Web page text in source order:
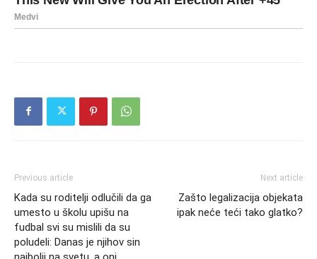
Previous article
Kada su roditelji odlučili da ga
umesto u školu upišu na
fudbal svi su mislili da su
poludeli: Danas je njihov sin
Next article
Zašto legalizacija objekata
ipak neće teći tako glatko?